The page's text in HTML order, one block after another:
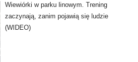
Wiewiórki w parku linowym. Trening
zaczynają, zanim pojawią się ludzie
(WIDEO)